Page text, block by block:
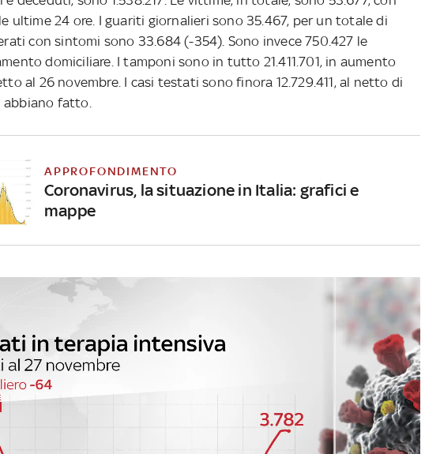
ultime 24 ore. I guariti giornalieri sono 35.467, per un totale di
con sintomi sono 33.684 (-354). Sono invece 750.427 le
domiciliare. I tamponi sono in tutto 21.411.701, in aumento
al 26 novembre. I casi testati sono finora 12.729.411, al netto di
fatto.
APPROFONDIMENTO
Coronavirus, la situazione in Italia: grafici e
mappe